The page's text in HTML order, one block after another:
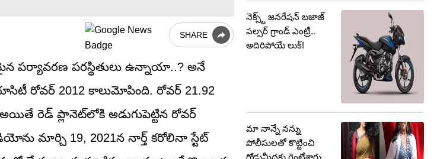
SHARE
పర్యావరణ పరస్థితులు ఉన్నాయా..? అనే
రోవర్ 2012 కాలుమోపింది. రోవర్ 21.92
రెడ్‌ ప్లానెట్‌లోకి అడుగుపెట్టిన రోవర్‌
మార్చి 19, 2021న నార్త్‌ కరోలినా స్టేట్‌
నెక్స్ట్ జనరేషన్ బజాజ్
పల్సర్ గ్రాండ్ ఎంట్రీ..
అదిరిపోయే లుక్!
మా నాన్నే నన్ను
పోలీసులతో కొట్టించి
రోడ్డుమీదకు గెంటేశారు..